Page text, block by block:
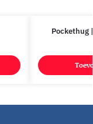
Pockethug